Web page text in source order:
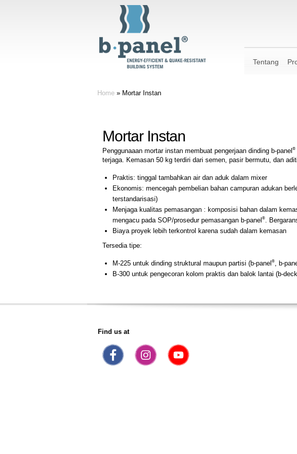
Tentang
Home » Mortar Instan
Mortar Instan
Penggunaaan mortar instan membuat pengerjaan dinding b-panel ®
terjaga. Kemasan 50 kg terdiri dari semen, pasir bermutu, dan
Praktis: tinggal tambahkan air dan aduk dalam mixer
Ekonomis: mencegah pembelian bahan campuran adukan
terstandarisasi)
Menjaga kualitas pemasangan : komposisi bahan dalam
mengacu pada SOP/prosedur pemasangan b-panel ®.
Biaya proyek lebih terkontrol karena sudah dalam kemasan
Tersedia tipe:
M-225 untuk dinding struktural maupun partisi (b-panel ®, b-
B-300 untuk pengecoran kolom praktis dan balok lantai (b-deck
Find us at